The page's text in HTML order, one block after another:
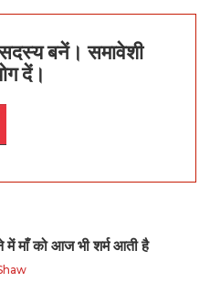
बनें। समावेशी
दें।
में माँ को आज भी शर्म आती है